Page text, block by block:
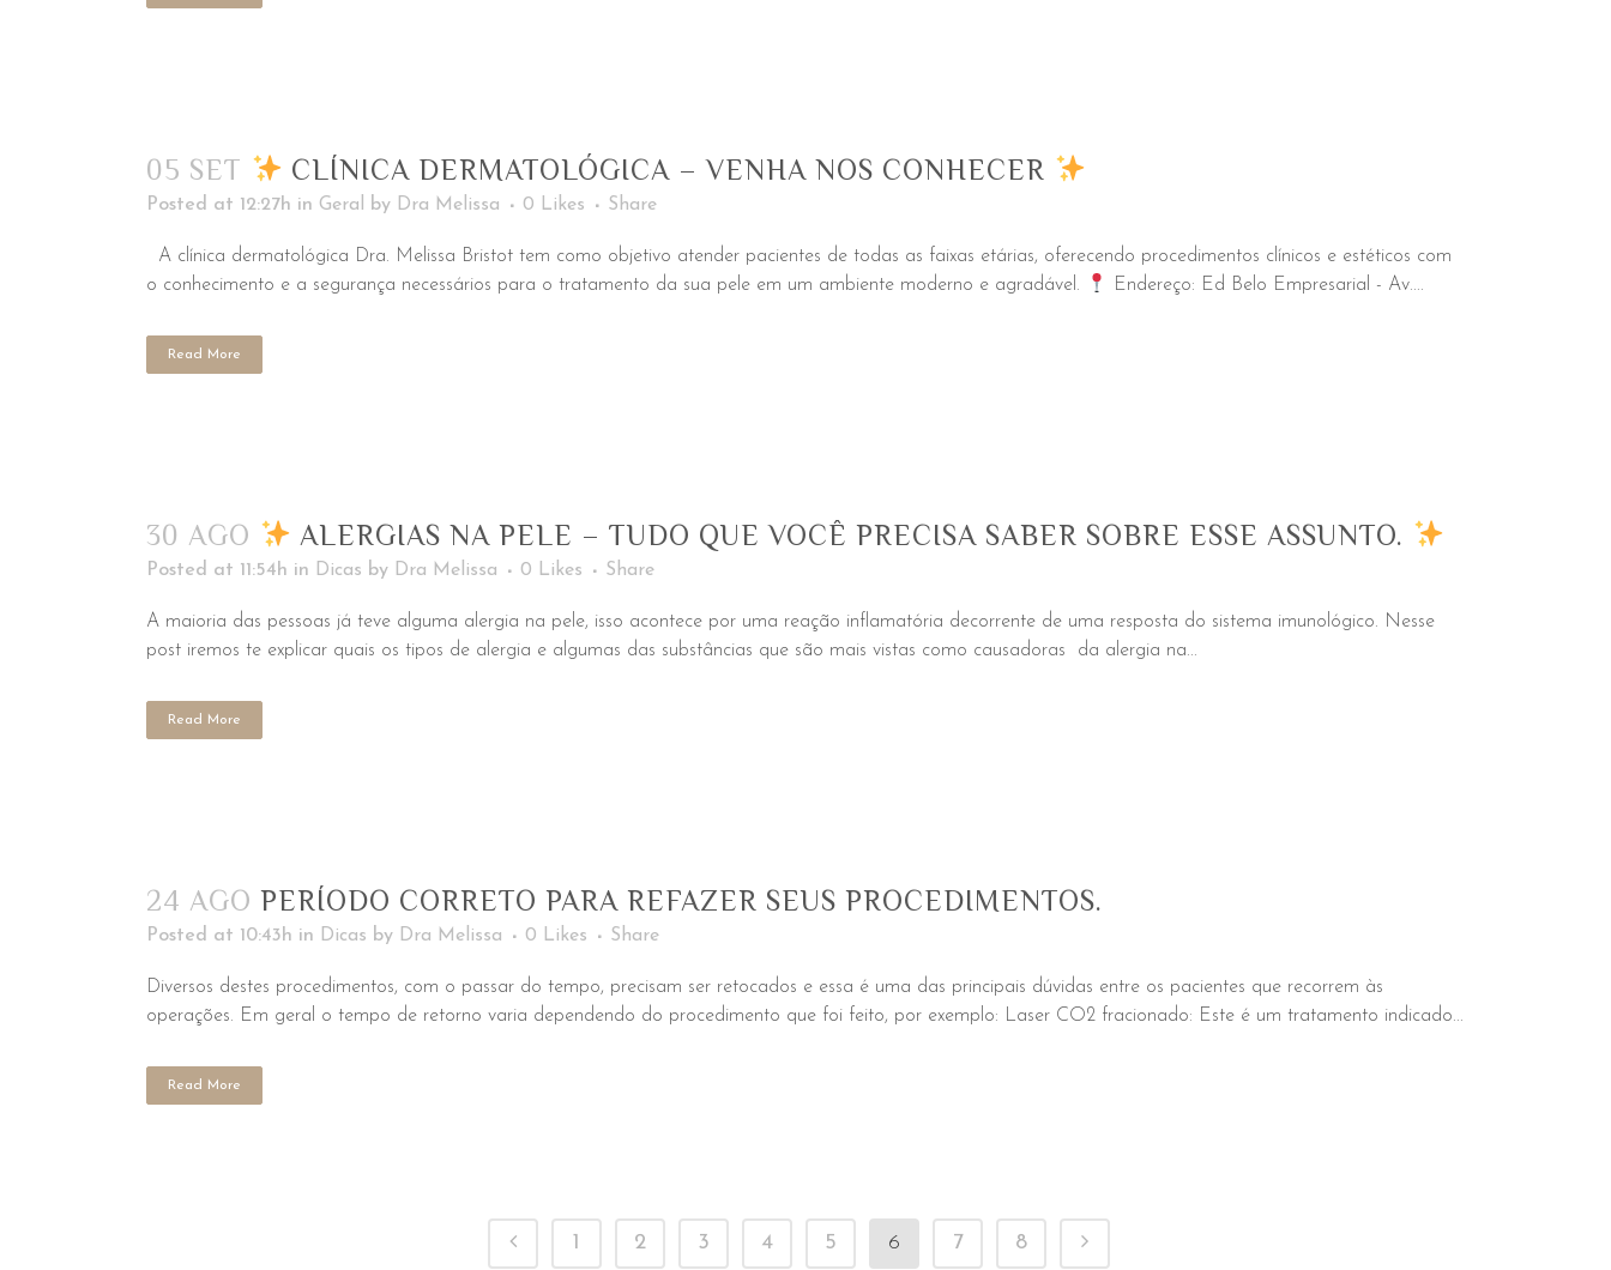
05 SET CLÍNICA DERMATOLÓGICA – VENHA NOS CONHECER
Posted at 12:27h in Geral by Dra Melissa 0 Likes Share
A clínica dermatológica Dra. Melissa Bristot tem como objetivo atender pacientes de todas as faixas etárias, oferecendo procedimentos clínicos e estéticos com
o conhecimento e a segurança necessários para o tratamento da sua pele em um ambiente moderno e agradável.
Endereço: Ed Belo Empresarial - Av....
Read More
30 AGO ALERGIAS NA PELE – TUDO QUE VOCÊ PRECISA SABER SOBRE ESSE ASSUNTO.
Posted at 11:54h in Dicas by Dra Melissa 0 Likes Share
A maioria das pessoas já teve alguma alergia na pele, isso acontece por uma reação inflamatória decorrente de uma resposta do sistema imunológico. Nesse
post iremos te explicar quais os tipos de alergia e algumas das substâncias que são mais vistas como causadoras da alergia na...
Read More
24 AGO PERÍODO CORRETO PARA REFAZER SEUS PROCEDIMENTOS.
Posted at 10:43h in Dicas by Dra Melissa 0 Likes Share
Diversos destes procedimentos, com o passar do tempo, precisam ser retocados e essa é uma das principais dúvidas entre os pacientes que recorrem às
operações. Em geral o tempo de retorno varia dependendo do procedimento que foi feito, por exemplo: Laser CO2 fracionado: Este é um tratamento indicado...
Read More
1 2 3 4 5 6 7 8